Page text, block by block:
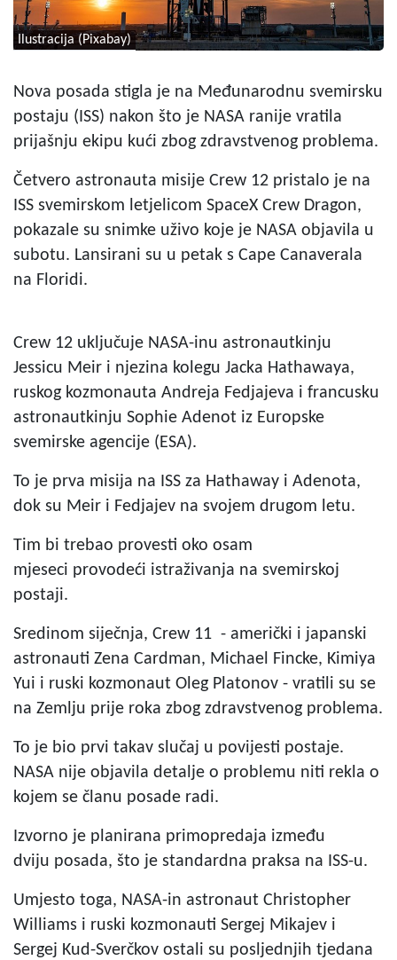
Ilustracija (Pixabay)
Nova posada stigla je na Međunarodnu svemirsku
postaju (ISS) nakon što je NASA ranije vratila
prijašnju ekipu kući zbog zdravstvenog problema.
Četvero astronauta misije Crew 12 pristalo je na
ISS svemirskom letjelicom SpaceX Crew Dragon,
pokazale su snimke uživo koje je NASA objavila u
subotu. Lansirani su u petak s Cape Canaverala
na Floridi.
Crew 12 uključuje NASA-inu astronautkinju
Jessicu Meir i njezina kolegu Jacka Hathawaya,
ruskog kozmonauta Andreja Fedjajeva i francusku
astronautkinju Sophie Adenot iz Europske
svemirske agencije (ESA).
To je prva misija na ISS za Hathaway i Adenota,
dok su Meir i Fedjajev na svojem drugom letu.
Tim bi trebao provesti oko osam
mjeseci provodeći istraživanja na svemirskoj
postaji.
Sredinom siječnja, Crew 11 - američki i japanski
astronauti Zena Cardman, Michael Fincke, Kimiya
Yui i ruski kozmonaut Oleg Platonov - vratili su se
na Zemlju prije roka zbog zdravstvenog problema.
To je bio prvi takav slučaj u povijesti postaje.
NASA nije objavila detalje o problemu niti rekla o
kojem se članu posade radi.
Izvorno je planirana primopredaja između
dviju posada, što je standardna praksa na ISS-u.
Umjesto toga, NASA-in astronaut Christopher
Williams i ruski kozmonauti Sergej Mikajev i
Sergej Kud-Sverčkov ostali su posljednjih tjedana